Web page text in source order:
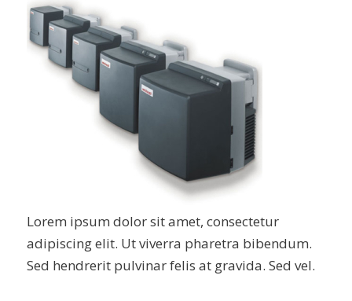
Lorem ipsum dolor sit amet, consectetur
adipiscing elit. Ut viverra pharetra bibendum.
Sed hendrerit pulvinar felis at gravida. Sed vel.